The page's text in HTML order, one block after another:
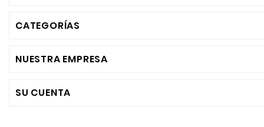
CATEGORÍAS
NUESTRA EMPRESA
SU CUENTA